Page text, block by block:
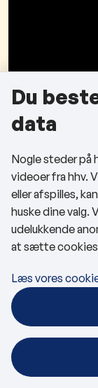
Du
data
Nogle steder på
videoer fra hhv.
eller afspilles,
huske dine valg.
udelukkende
at sætte
Læs vores